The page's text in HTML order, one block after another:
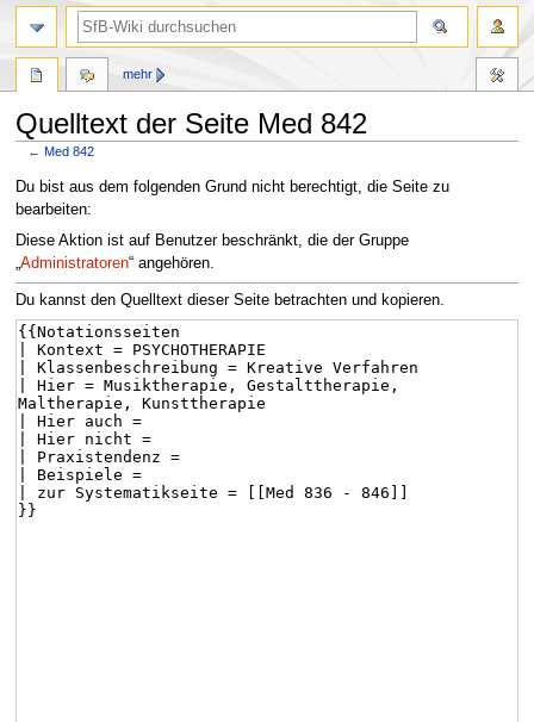
Quelltext der Seite Med 842
← Med 842
Zur
Navigation
springen
Zur
Suche
springen
Du bist aus dem folgenden Grund nicht berechtigt, die Seite zu
bearbeiten:
Diese Aktion ist auf Benutzer beschränkt, die der Gruppe
Administratoren“ angehören.
Du kannst den Quelltext dieser Seite betrachten und kopieren.
mehr